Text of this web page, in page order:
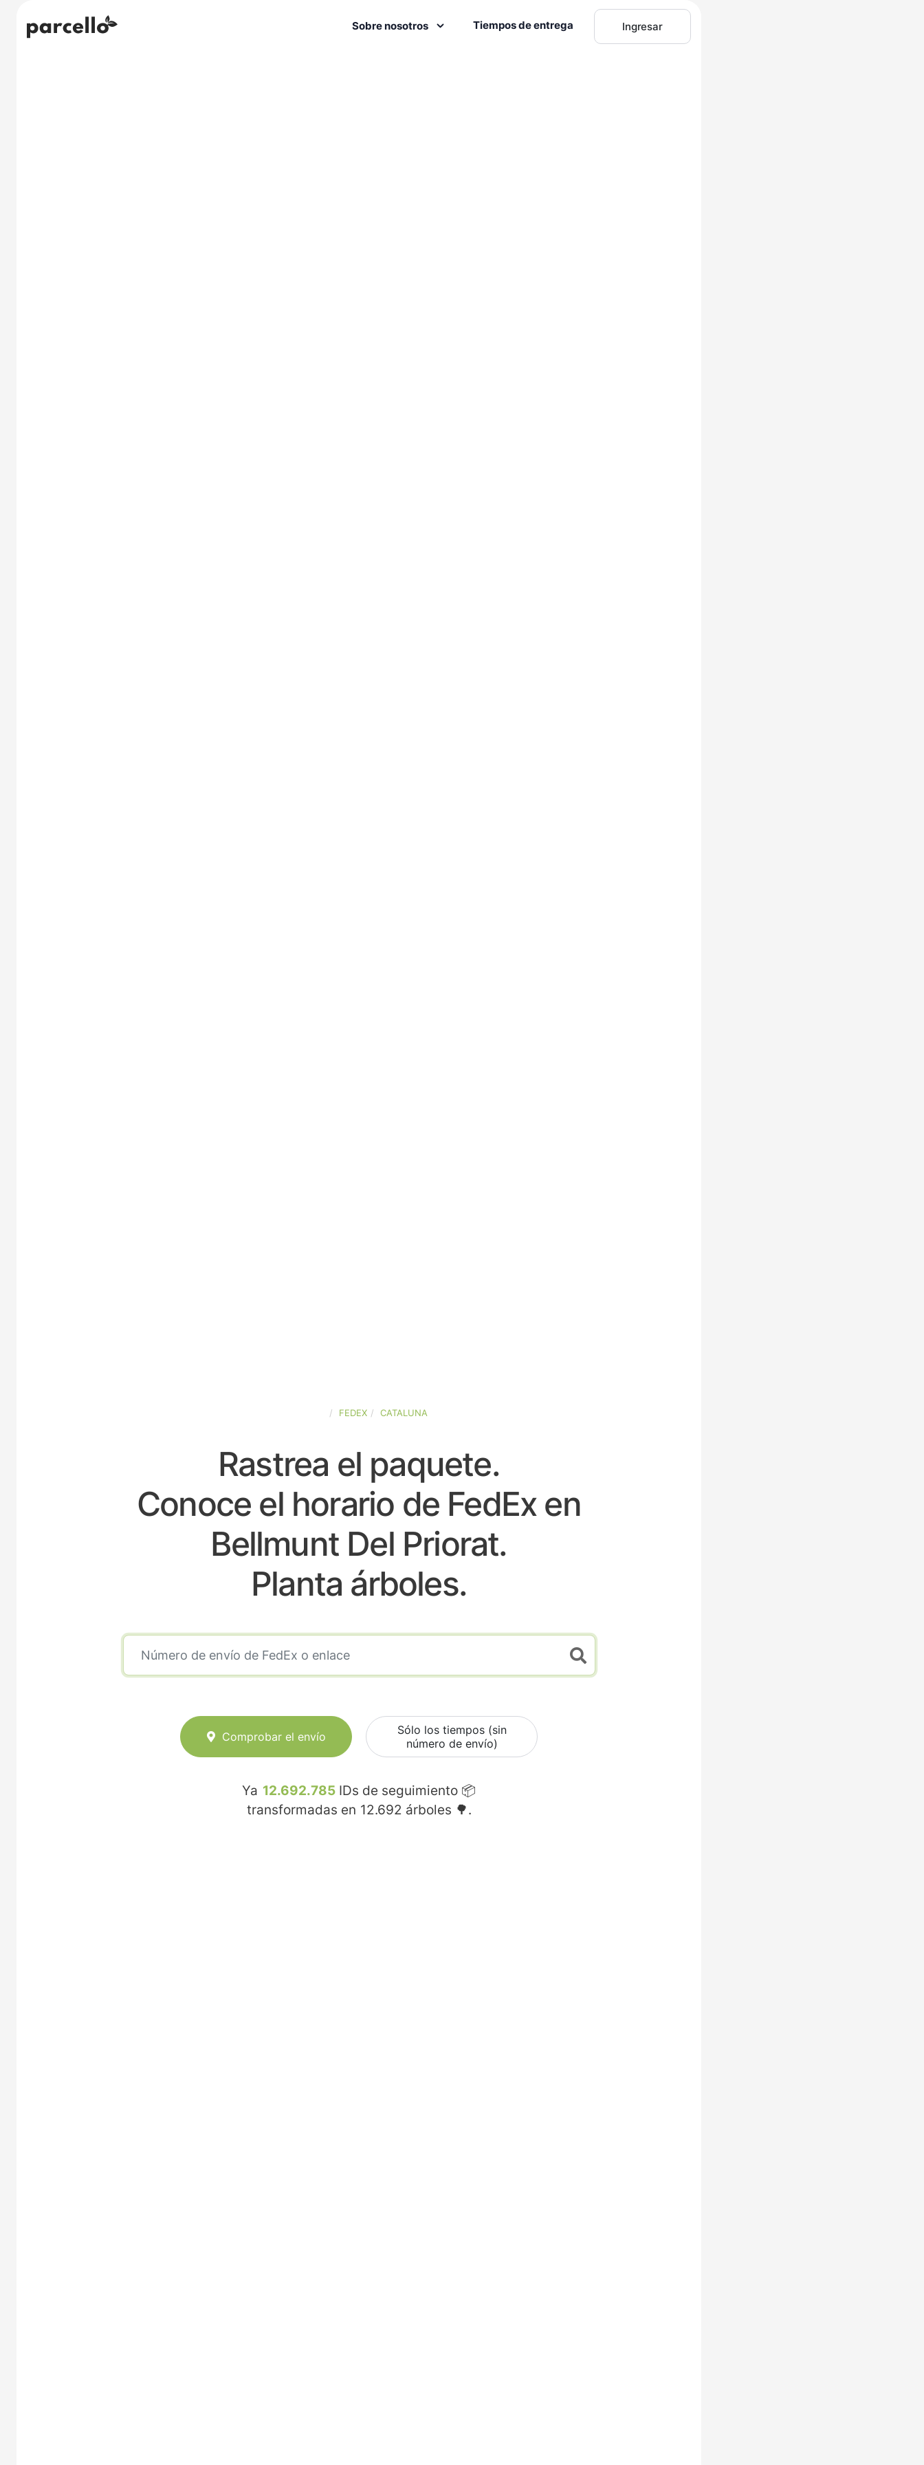
Sobre nosotros Tiempos de entrega Ingresar
FEDEX CATALUNA
Rastrea el paquete.
Conoce el horario de FedEx en
Bellmunt Del Priorat.
Planta árboles.
Comprobar el envío
Sólo los tiempos (sin
número de envío)
Ya 12.692.785 IDs de seguimiento 📦
transformadas en 12.692 árboles 🌳.